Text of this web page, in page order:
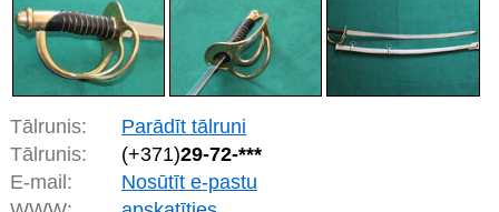
Tālrunis:
Parādīt tālruni
Tālrunis:
(+371)29-72-***
E-mail:
Nosūtīt e-pastu